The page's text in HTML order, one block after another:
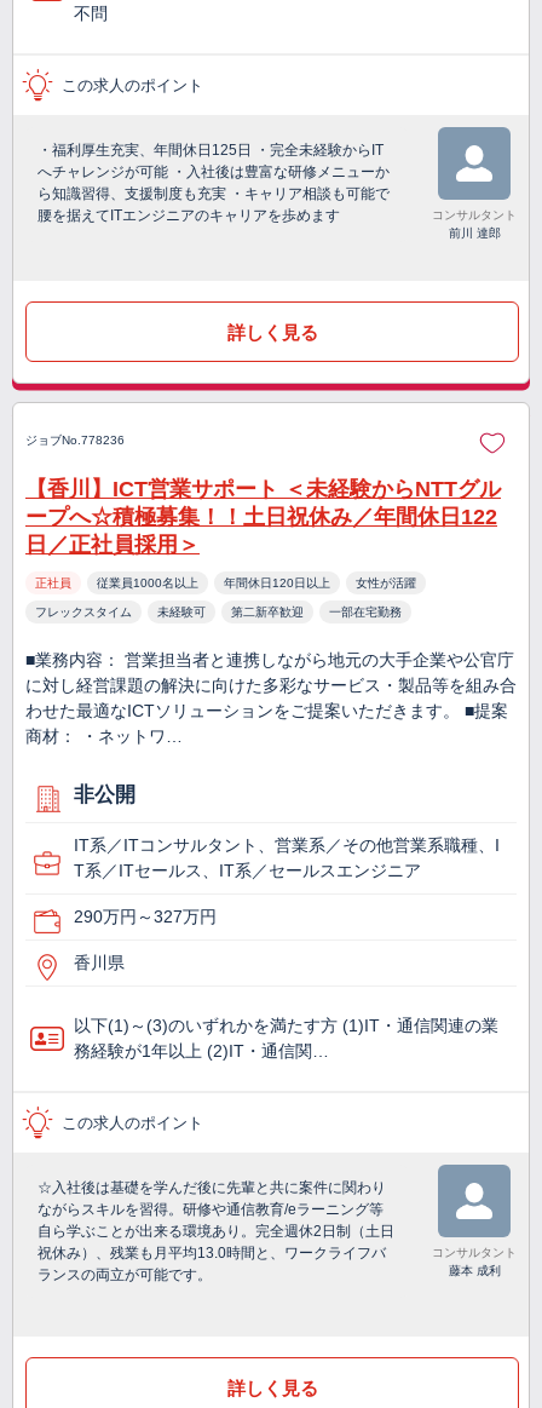
不問
この求人のポイント
・福利厚生充実、年間休日125日 ・完全未経験からIT
へチャレンジが可能 ・入社後は豊富な研修メニューか
ら知識習得、支援制度も充実 ・キャリア相談も可能で
腰を据えてITエンジニアのキャリアを歩めます
コンサルタント
前川 達郎
詳しく見る
ジョブNo.778236
【香川】ICT営業サポート ＜未経験からNTTグル
ープへ☆積極募集！！土日祝休み／年間休日122
日／正社員採用＞
正社員 従業員1000名以上 年間休日120日以上 女性が活躍
フレックスタイム 未経験可 第二新卒歓迎 一部在宅勤務
■業務内容： 営業担当者と連携しながら地元の大手企業や公官庁
に対し経営課題の解決に向けた多彩なサービス・製品等を組み合
わせた最適なICTソリューションをご提案いただきます。 ■提案
商材： ・ネットワ…
非公開
IT系／ITコンサルタント、営業系／その他営業系職種、I
T系／ITセールス、IT系／セールスエンジニア
290万円～327万円
香川県
以下(1)～(3)のいずれかを満たす方 (1)IT・通信関連の業
務経験が1年以上 (2)IT・通信関…
この求人のポイント
☆入社後は基礎を学んだ後に先輩と共に案件に関わり
ながらスキルを習得。研修や通信教育/eラーニング等
自ら学ぶことが出来る環境あり。完全週休2日制（土日
祝休み）、残業も月平均13.0時間と、ワークライフバ
ランスの両立が可能です。
コンサルタント
藤本 成利
詳しく見る